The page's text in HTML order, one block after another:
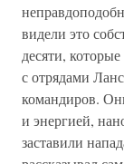
видели это
десяти,
с отрядами
командиров.
и энергией,
заставили